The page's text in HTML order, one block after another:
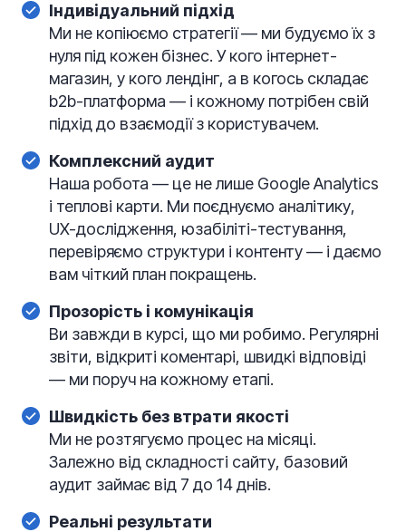
Індивідуальний підхід
Ми не копіюємо стратегії — ми будуємо їх з
нуля під кожен бізнес. У кого інтернет-
магазин, у кого лендінг, а в когось складає
b2b-платформа — і кожному потрібен свій
підхід до взаємодії з користувачем.
Комплексний аудит
Наша робота — це не лише Google Analytics
і теплові карти. Ми поєднуємо аналітику,
UX-дослідження, юзабіліті-тестування,
перевіряємо структури і контенту — і даємо
вам чіткий план покращень.
Прозорість і комунікація
Ви завжди в курсі, що ми робимо. Регулярні
звіти, відкриті коментарі, швидкі відповіді
— ми поруч на кожному етапі.
Швидкість без втрати якості
Ми не розтягуємо процес на місяці.
Залежно від складності сайту, базовий
аудит займає від 7 до 14 днів.
Реальні результати